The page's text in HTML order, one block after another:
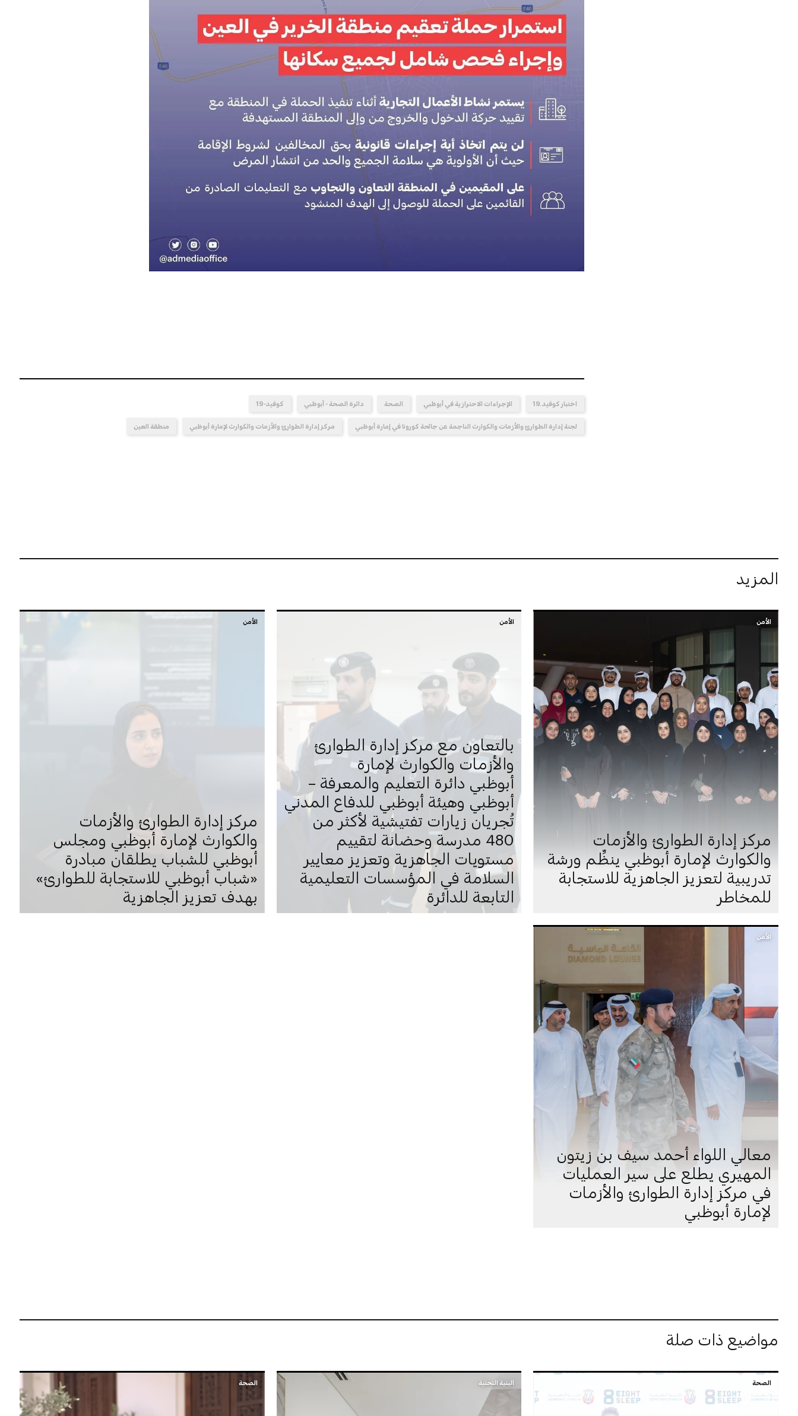
اختبار كوفيد ـ19 الإجراءات الاحترازية في أبوظبي الصحة دائرة الصحة - أبوظبي كوفيد-19
لجنة إدارة الطوارئ والأزمات والكوارث الناجمة عن جائحة كورونا في إمارة أبوظبي مركز إدارة الطوارئ والأزمات والكوارث لإمارة أبوظبي منطقة العين
المزيد
الأمن
مركز إدارة الطوارئ والأزمات
والكوارث لإمارة أبوظبي ينظِّم ورشة
تدريبية لتعزيز الجاهزية للاستجابة
للمخاطر
الأمن
بالتعاون مع مركز إدارة الطوارئ
والأزمات والكوارث لإمارة
أبوظبي دائرة التعليم والمعرفة –
أبوظبي وهيئة أبوظبي للدفاع المدني
تُجريان زيارات تفتيشية لأكثر من
480 مدرسة وحضانة لتقييم
مستويات الجاهزية وتعزيز معايير
السلامة في المؤسسات التعليمية
التابعة للدائرة
الأمن
مركز إدارة الطوارئ والأزمات
والكوارث لإمارة أبوظبي ومجلس
أبوظبي للشباب يطلقان مبادرة
«شباب أبوظبي للاستجابة للطوارئ»
بهدف تعزيز الجاهزية
الأمن
معالي اللواء أحمد سيف بن زيتون
المهيري يطلع على سير العمليات
في مركز إدارة الطوارئ والأزمات
لإمارة أبوظبي
مواضيع ذات صلة
الصحة البنية التحتية الصحة